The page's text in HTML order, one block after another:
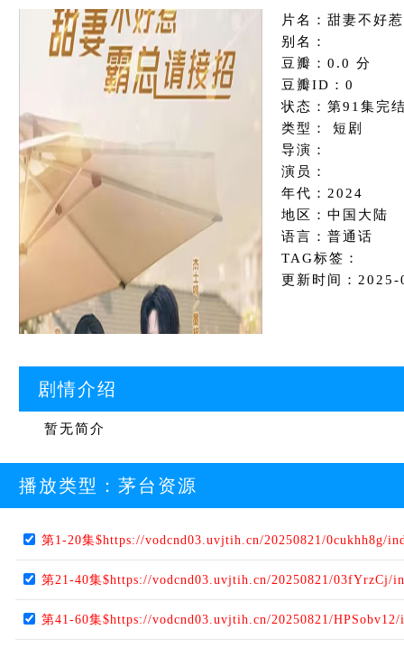
片名：甜妻不好
别名：
豆瓣：0.0 分
豆瓣ID：0
状态：第91集完
类型： 短剧
导演：
演员：
年代：2024
地区：中国大陆
语言：普通话
TAG标签：
更新时间：
剧情介绍
暂无简介
播放类型： 茅台资源
第1-20集$https://vodcnd03.uvjtih.cn/20250821/0cukhh8g/
第21-40集$https://vodcnd03.uvjtih.cn/20250821/03fYrzCj/
第41-60集$https://vodcnd03.uvjtih.cn/20250821/HPSobv12/